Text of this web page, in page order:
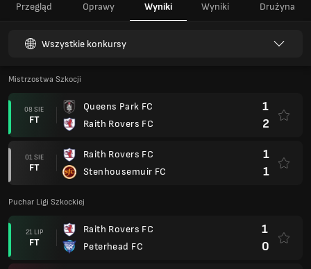
Przegląd Oprawy Wyniki Wyniki Drużyna
Wszystkie konkursy
Mistrzostwa Szkocji
08 SIE
FT
Queens Park FC
Raith Rovers FC
1
2
01 SIE
FT
Raith Rovers FC
Stenhousemuir FC
1
1
Puchar Ligi Szkockiej
21 LIP
FT
Raith Rovers FC
Peterhead FC
1
0